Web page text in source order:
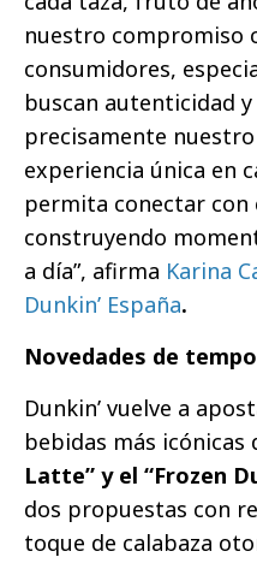
nuestro compromiso
consumidores,
buscan autenticidad
precisamente
experiencia única en
permita conectar con
construyendo
a día”, afirma Karina
Dunkin’ España.
Novedades de
Dunkin’ vuelve a
bebidas más icónicas
Latte” y el “Frozen
dos propuestas con
toque de calabaza